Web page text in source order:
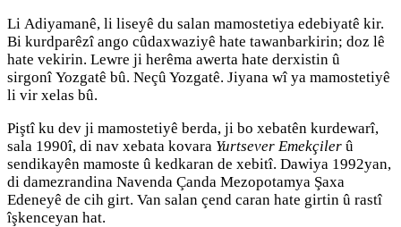
Li Adiyamanê, li liseyê du salan mamostetiya edebiyatê kir.
Bi kurdparêzî ango cûdaxwaziyê hate tawanbarkirin; doz lê
hate vekirin. Lewre ji herêma awerta hate derxistin û
sirgonî Yozgatê bû. Neçû Yozgatê. Jiyana wî ya mamostetiyê
li vir xelas bû.
Piştî ku dev ji mamostetiyê berda, ji bo xebatên kurdewarî,
sala 1990î, di nav xebata kovara Yurtsever Emekçiler û
sendikayên mamoste û kedkaran de xebitî. Dawiya 1992yan,
di damezrandina Navenda Çanda Mezopotamya Şaxa
Edeneyê de cih girt. Van salan çend caran hate girtin û rastî
îşkenceyan hat.